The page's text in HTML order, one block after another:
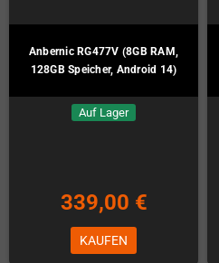
Anbernic RG477V (8GB RAM,
128GB Speicher, Android 14)
Auf Lager
339,00 €
KAUFEN